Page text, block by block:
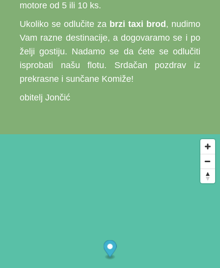
motore od 5 ili 10 ks.
Ukoliko se odlučite za brzi taxi brod , nudimo
Vam razne destinacije, a dogovaramo se i po
želji gostiju. Nadamo se da ćete se odlučiti
isprobati našu flotu. Srdačan pozdrav iz
prekrasne i sunčane Komiže!
obitelj Jončić